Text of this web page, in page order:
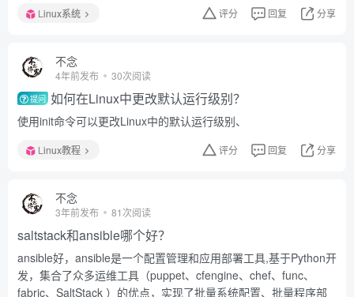
Linux系统 评分 回复 分享
不念
4年前发布 30次阅读
提问 如何在Linux中更改默认运行级别？
使用init命令可以更改Linux中的默认运行级别、
Linux教程 评分 回复 分享
不念
3年前发布 81次阅读
saltstack和ansible哪个好？
ansible好，ansible是一个配置管理和应用部署工具,基于Python开
发，集合了众多运维工具（puppet、cfengine、chef、func、
fabric、SaltStack ）的优点，实现了批量系统配置、批量程序部